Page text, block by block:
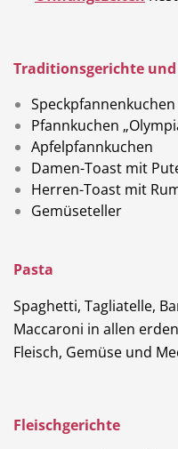
Traditionsgerichte und
Speckpfannenkuchen
Pfannkuchen
Apfelpfannkuchen
Damen-Toast mit
Herren-Toast mit
Gemüseteller
Pasta
Spaghetti, Tagliatelle,
Maccaroni in allen
Fleisch, Gemüse und
Fleischgerichte